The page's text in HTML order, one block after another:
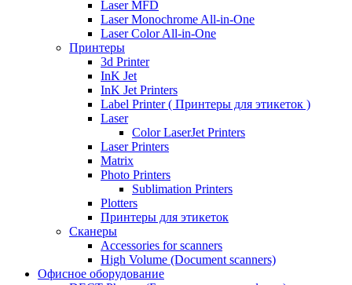
Laser MFD
Laser Monochrome All-in-One
Laser Color All-in-One
Принтеры
3d Printer
InK Jet
InK Jet Printers
Label Printer ( Принтеры для этикеток )
Laser
Color LaserJet Printers
Laser Printers
Matrix
Photo Printers
Sublimation Printers
Plotters
Принтеры для этикеток
Сканеры
Accessories for scanners
High Volume (Document scanners)
Офисное оборудование